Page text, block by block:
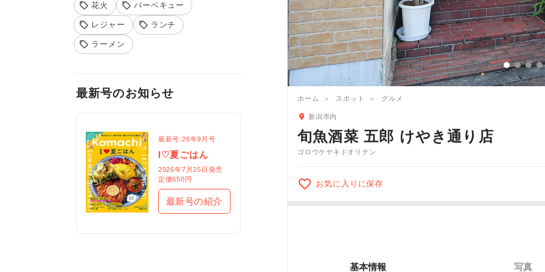
花火 バーベキュー
レジャー ランチ
ラーメン
最新号のお知らせ
最新号:26年9月号
I♡夏ごはん
2026年7月25日発売
定価650円
最新号の紹介
ホーム スポット グルメ
新潟市内
旬魚酒菜 五郎 けやき通り店
ゴロウケヤキドオリテン
お気に入りに保存
基本情報 写真